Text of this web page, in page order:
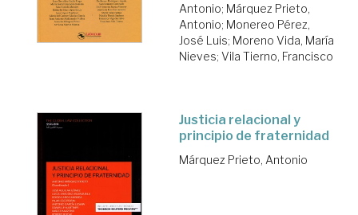
Antonio; Márquez Prieto,
Antonio; Monereo Pérez,
José Luis; Moreno Vida, María
Nieves; Vila Tierno, Francisco
Justicia relacional y
principio de fraternidad
Márquez Prieto, Antonio